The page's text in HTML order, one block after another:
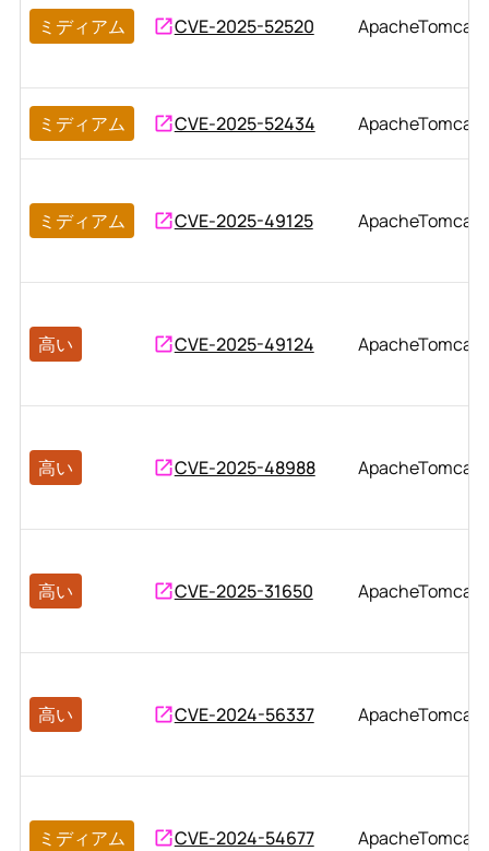
ミディアム CVE-2025-52520 ApacheTomcat
ミディアム CVE-2025-52434 ApacheTomcat
ミディアム CVE-2025-49125 ApacheTomcat
高い CVE-2025-49124 ApacheTomcat
高い CVE-2025-48988 ApacheTomcat
高い CVE-2025-31650 ApacheTomcat
高い CVE-2024-56337 ApacheTomcat
ミディアム CVE-2024-54677 ApacheTomcat